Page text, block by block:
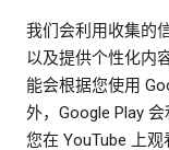
我们会利用收集的
以及提供个性化内
能会根据您使用
外，Google Play
您在 YouTube 上